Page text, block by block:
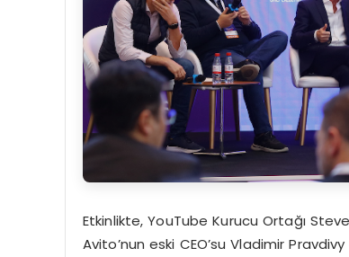
Etkinlikte, YouTube Kurucu Ortağı
Avito’nun eski CEO’su Vladimir